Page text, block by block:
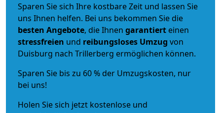
Sparen Sie sich Ihre kostbare Zeit und lassen Sie
uns Ihnen helfen. Bei uns bekommen Sie die
besten Angebote, die Ihnen garantiert einen
stressfreien und reibungsloses Umzug von
Duisburg nach Trillerberg ermöglichen können.
Sparen Sie bis zu 60 % der Umzugskosten, nur
bei uns!
Holen Sie sich jetzt kostenlose und